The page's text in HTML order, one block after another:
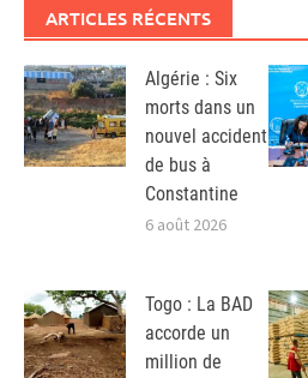
ARTICLES RÉCENTS
Algérie : Six
morts dans un
nouvel accident
de bus à
Constantine
6 août 2026
Togo : La BAD
accorde un
million de